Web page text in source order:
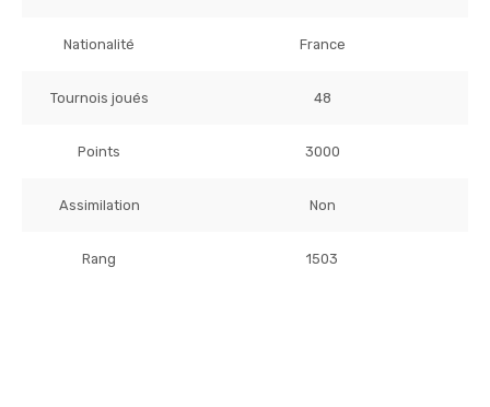
Nationalité France
Tournois joués 48
Points 3000
Assimilation Non
Rang 1503